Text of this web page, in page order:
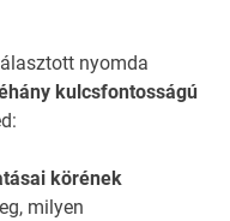
nyomda
kulcsfontosságú
körének
milyen